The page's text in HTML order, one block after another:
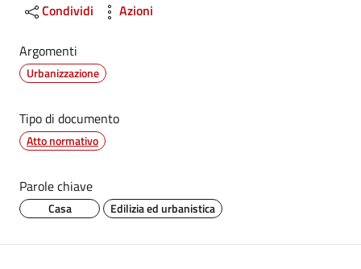
Condividi Azioni
Argomenti
Urbanizzazione
Tipo di documento
Atto normativo
Parole chiave
Casa Edilizia ed urbanistica